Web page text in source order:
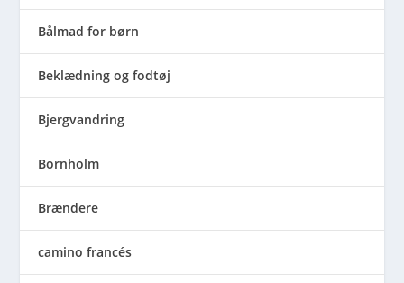
Bålmad for børn
Beklædning og fodtøj
Bjergvandring
Bornholm
Brændere
camino francés